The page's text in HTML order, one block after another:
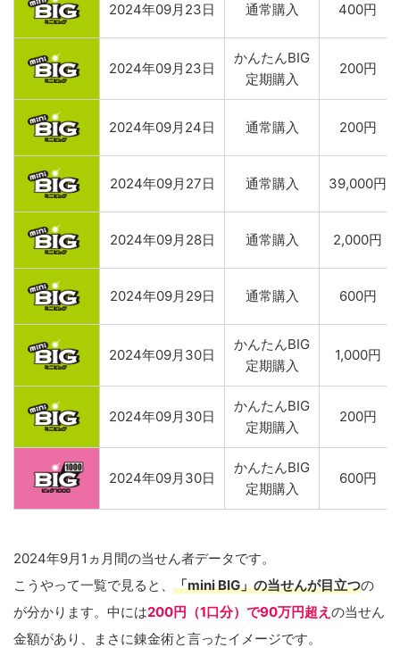
2024年09月23日 通常購入 400円
2024年09月23日
かんたんBIG
定期購入
200円
2024年09月24日 通常購入 200円
2024年09月27日 通常購入 39,000円
2024年09月28日 通常購入 2,000円
2024年09月29日 通常購入 600円
2024年09月30日
かんたんBIG
定期購入
1,000円
2024年09月30日
かんたんBIG
定期購入
200円
2024年09月30日
かんたんBIG
定期購入
600円
2024年9月1ヵ月間の当せん者データです。
こうやって一覧で見ると、 「mini BIG」の当せんが目立つの
が分かります。中には200円（1口分）で90万円超え の当せん
金額があり、まさに錬金術と言ったイメージです。